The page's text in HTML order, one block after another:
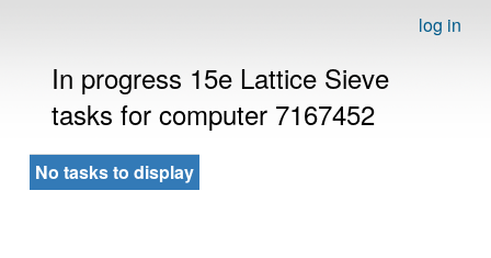
log in
In progress 15e Lattice Sieve
tasks for computer 7167452
No tasks to display